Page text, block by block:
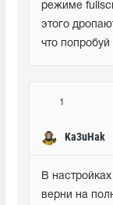
режиме
этого
что
1
Ka3uHak
В
верни на